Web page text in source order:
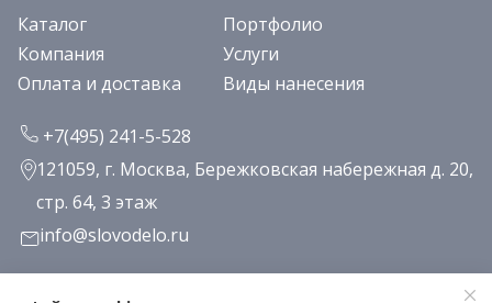
Каталог
Портфолио
Компания
Услуги
Оплата и доставка
Виды нанесения
+7(495) 241-5-528
121059, г. Москва, Бережковская набережная д. 20,
стр. 64, 3 этаж
info@slovodelo.ru